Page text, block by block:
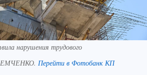
нарушения трудового
Перейти в Фотобанк КП